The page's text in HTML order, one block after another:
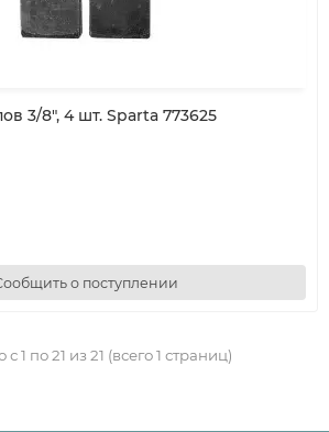
3/8", 4 шт. Sparta 773625
о поступлении
1 по 21 из 21 (всего 1 страниц)